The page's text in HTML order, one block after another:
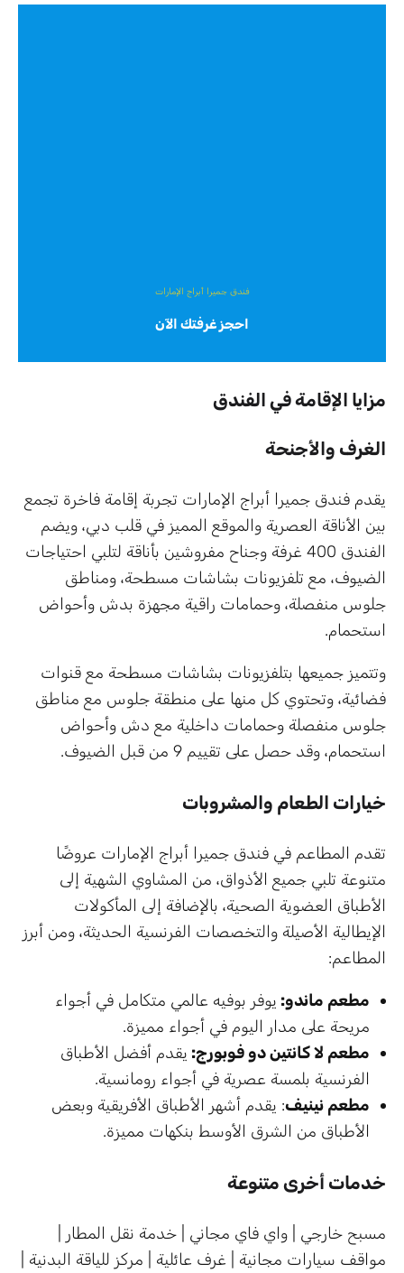
فندق جميرا أبراج الإمارات
احجز غرفتك الآن
مزايا الإقامة في الفندق
الغرف والأجنحة
يقدم فندق جميرا أبراج الإمارات تجربة إقامة فاخرة تجمع
بين الأناقة العصرية والموقع المميز في قلب دبي، ويضم
الفندق 400 غرفة وجناح مفروشين بأناقة لتلبي احتياجات
الضيوف، مع تلفزيونات بشاشات مسطحة، ومناطق
جلوس منفصلة، وحمامات راقية مجهزة بدش وأحواض
استحمام.
وتتميز جميعها بتلفزيونات بشاشات مسطحة مع قنوات
فضائية، وتحتوي كل منها على منطقة جلوس مع مناطق
جلوس منفصلة وحمامات داخلية مع دش وأحواض
استحمام، وقد حصل على تقييم 9 من قبل الضيوف.
خيارات الطعام والمشروبات
تقدم المطاعم في فندق جميرا أبراج الإمارات عروضًا
متنوعة تلبي جميع الأذواق، من المشاوي الشهية إلى
الأطباق العضوية الصحية، بالإضافة إلى المأكولات
الإيطالية الأصيلة والتخصصات الفرنسية الحديثة، ومن أبرز
المطاعم:
مطعم ماندو: يوفر بوفيه عالمي متكامل في أجواء
مريحة على مدار اليوم في أجواء مميزة.
مطعم لا كانتين دو فوبورج: يقدم أفضل الأطباق
الفرنسية بلمسة عصرية في أجواء رومانسية.
مطعم نينيف: يقدم أشهر الأطباق الأفريقية وبعض
الأطباق من الشرق الأوسط بنكهات مميزة.
خدمات أخرى متنوعة
مسبح خارجي | واي فاي مجاني | خدمة نقل المطار |
مواقف سيارات مجانية | غرف عائلية | مركز للياقة البدنية |